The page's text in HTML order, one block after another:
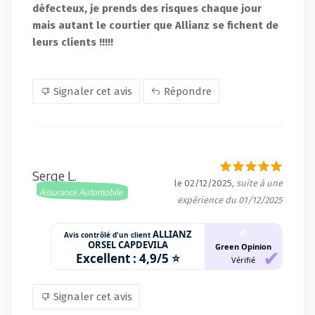
défecteux, je prends des risques chaque jour
mais autant le courtier que Allianz se fichent de
leurs clients !!!!!
Signaler cet avis Répondre
Serge L.
Assurance Automobile
le 02/12/2025, suite à une
expérience du 01/12/2025
Avis contrôlé d'un client ALLIANZ
ORSEL CAPDEVILA
Excellent : 4,9/5 ⭐
Green Opinion
Vérifié
Signaler cet avis